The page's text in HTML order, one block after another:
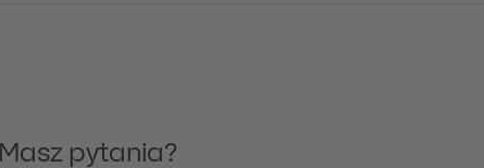
Masz pytania?